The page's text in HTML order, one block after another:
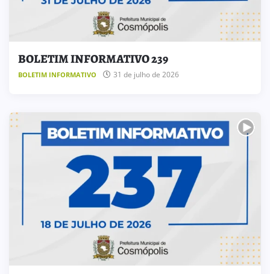
BOLETIM INFORMATIVO 239
BOLETIM INFORMATIVO 31 de julho de 2026